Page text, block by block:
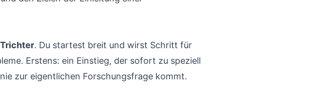
Trichter. Du startest breit und wirst Schritt für
Erstens: ein Einstieg, der sofort zu speziell
zur eigentlichen Forschungsfrage kommt.